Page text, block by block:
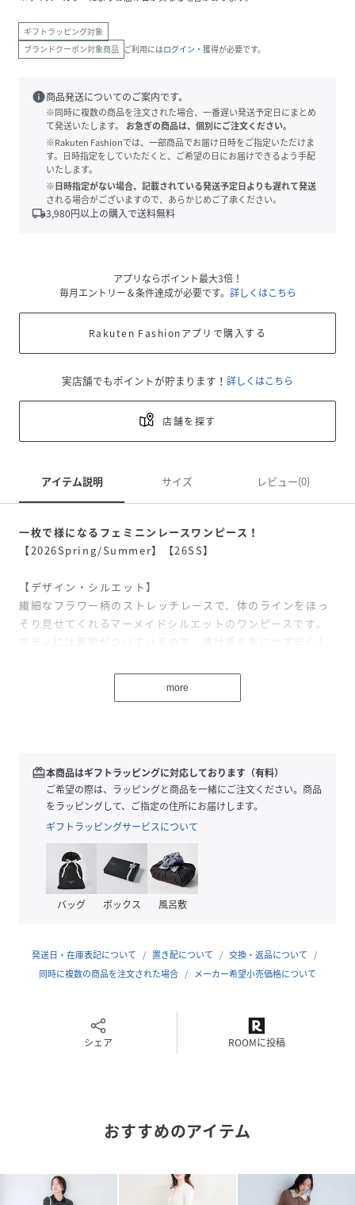
ギフトラッピング対象
ブランドクーポン対象商品 ご利用にはログイン ・獲得が必要です。
info商品発送についてのご案内です。
※同時に複数の商品を注文された場合、一番遅い発送予定日にまとめ
て発送いたします。
お急ぎの商品は、個別にご注文ください。
※Rakuten Fashionでは、一部商品でお届け日時をご指定いただけま
す。日時指定をしていただくと、ご希望の日にお届けできるよう手配
いたします。
※日時指定がない場合、記載されている発送予定日よりも遅れて発送
される場合がございますので、あらかじめご了承ください。
local_shipping3,980円以上の購入で送料無料
アプリならポイント最大3倍！
毎月エントリー＆条件達成が必要です。 詳しくはこちら
Rakuten Fashionアプリで購入する
実店舗でもポイントが貯まります！ 詳しくはこちら
店舗を探す
アイテム説明 サイズ レビュー(0)
一枚で様になるフェミニンレースワンピース！
【2026Spring/Summer】【26SS】
【デザイン・シルエット】
繊細なフラワー柄のストレッチレースで、体のラインをほっ
そり見せてくれるマーメイドシルエットのワンピースです。
ボディには裏地がついているので、透け感を気にせず安心し
ンは女性らしさを引き立て、襟元のスキッパーデザインが抜
け感のある涼し気な印象を演出します。
ス。
【カラー】
女性らしいキナリ、トレンドのブラウンの2色展開です。
【おすすめのスタイリング】
華奢なストラップサンダルやミニショルダーバッグを合わせ
た、女性らしいスタイリングがおすすめ。スカーフを取り入
裏地：あり
光沢感：なし
ポケット：なし
ボタン：あり（開閉可）
身長：160cm着用サイズ：F
イズが若干異なる場合がございます。
more
redeem本商品はギフトラッピングに対応しております（有料）
ご希望の際は、ラッピングと商品を一緒にご注文ください。商品
をラッピングして、ご指定の住所にお届けします。
ギフトラッピングサービスについて
バッグ ボックス 風呂敷
発送日・在庫表記について 置き配について
交換・返品について
同時に複数の商品を注文された場合
メーカー希望小売価格について
シェア ROOMに投稿
おすすめのアイテム